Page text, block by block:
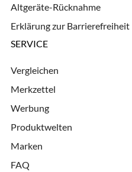
Altgeräte-Rücknahme
Erklärung zur Barrierefreiheit
SERVICE
Vergleichen
Merkzettel
Werbung
Produktwelten
Marken
FAQ